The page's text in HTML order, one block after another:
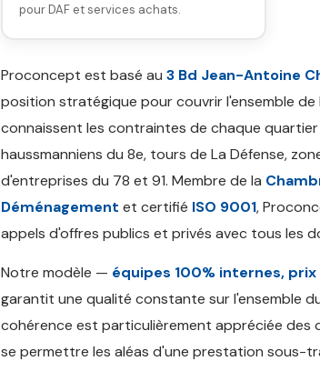
pour DAF et services achats.
Proconcept est basé au 3 Bd Jean-Antoine
position stratégique pour couvrir l'ensemble de
connaissent les contraintes de chaque quartier
haussmanniens du 8e, tours de La Défense,
d'entreprises du 78 et 91. Membre de la
Déménagement et certifié ISO 9001,
appels d'offres publics et privés avec tous les
Notre modèle — équipes 100% internes,
garantit une qualité constante sur l'ensemble
cohérence est particulièrement appréciée des
se permettre les aléas d'une prestation sous-